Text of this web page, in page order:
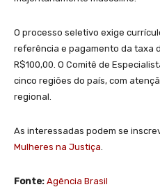
O processo seletivo exige
referência e pagamento da taxa
R$100,00. O Comitê de
cinco regiões do país, com
regional.
As interessadas podem se
Mulheres na Justiça
Fonte: Agência Brasil